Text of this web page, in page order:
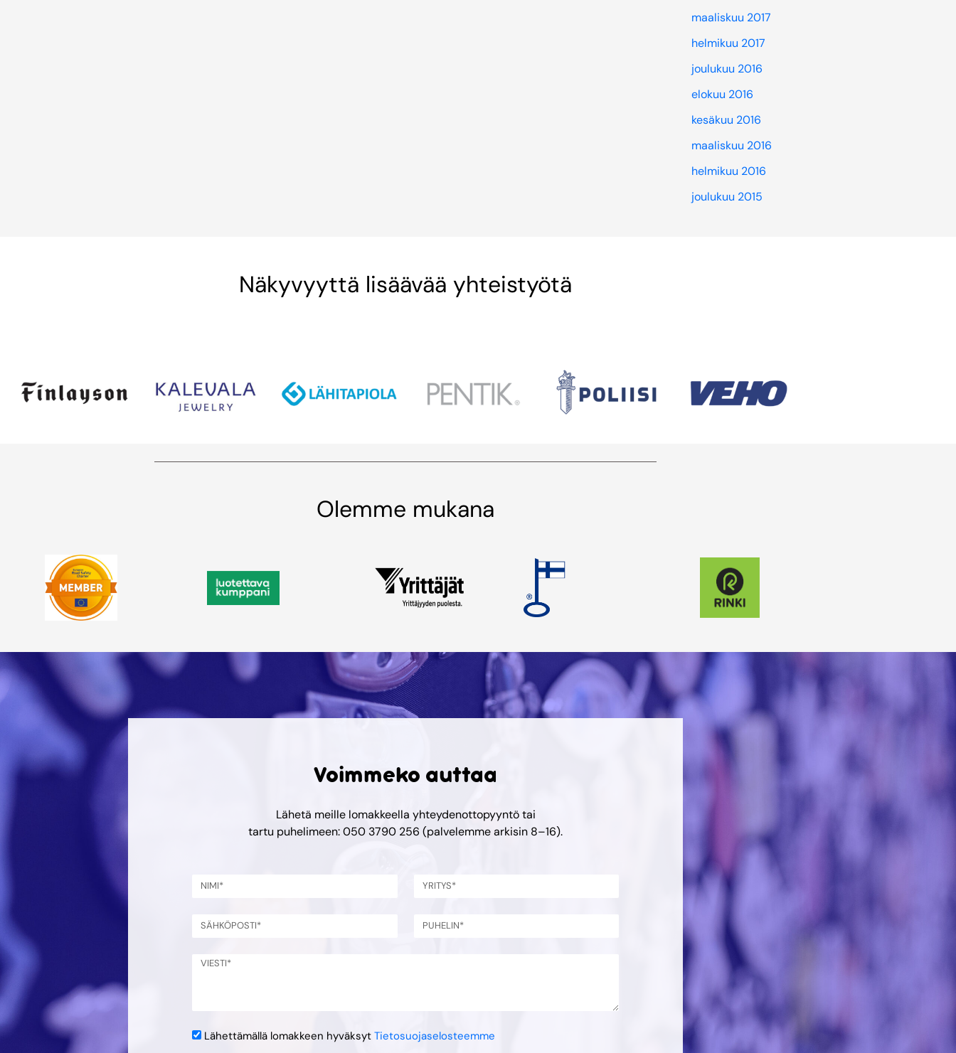
maaliskuu 2017
helmikuu 2017
joulukuu 2016
elokuu 2016
kesäkuu 2016
maaliskuu 2016
helmikuu 2016
joulukuu 2015
Näkyvyyttä lisäävää yhteistyötä
Olemme mukana
Voimmeko auttaa
Lähetä meille lomakkeella yhteydenottopyyntö tai
tartu puhelimeen: 050 3790 256 (palvelemme arkisin 8–16).
Lähettämällä lomakkeen hyväksyt Tietosuojaselosteemme